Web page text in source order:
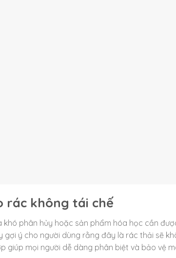
rác không tái chế
khó phân hủy hoặc sản phẩm hóa học cần
gợi ý cho người dùng rằng đây là rác thải sẽ
giúp mọi người dễ dàng phân biệt và bảo vệ